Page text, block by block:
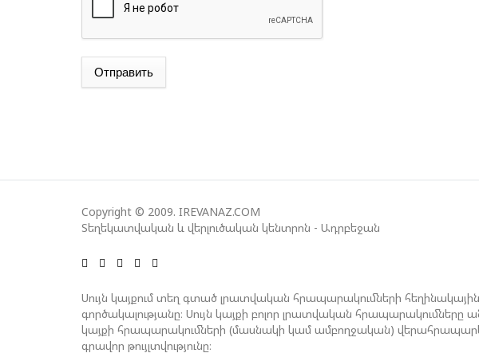
Отправить
Copyright © 2009. IREVANAZ.COM
Տեղեկատվական և վերլուծական կենտրոն - Ադրբեջան
Սույն կայքում տեղ գտած լրատվական հրապարակումների
գործակալությանը։ Սույն կայքի բոլոր լրատվական
կայքի հրապարակումների (մասնակի կամ ամբողջական)
գրավոր թույլտվությունը։